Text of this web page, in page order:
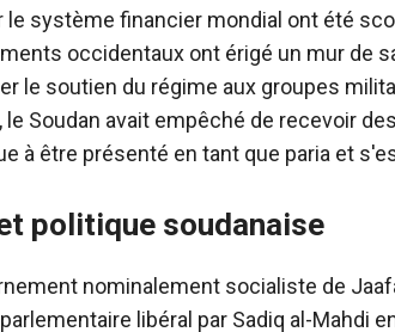
le système financier mondial ont été
occidentaux ont érigé un mur de
le soutien du régime aux groupes
le Soudan avait empêché de recevoir
à être présenté en tant que paria et
politique soudanaise
nominalement socialiste de
libéral par Sadiq al-Mahdi